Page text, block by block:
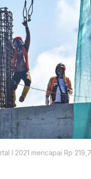
I 2021 mencapai Rp